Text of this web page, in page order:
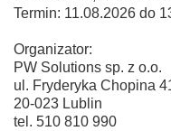
Termin: 11.08.2026 do
Organizator:
PW Solutions sp. z o.o.
ul. Fryderyka Chopina
20-023 Lublin
tel. 510 810 990